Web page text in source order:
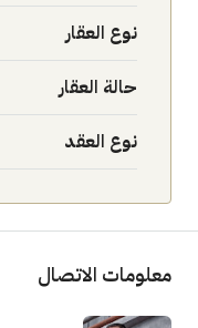
نوع العقار
حالة العقار
نوع العقد
معلومات الاتصال